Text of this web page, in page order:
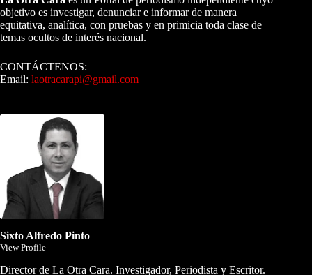
objetivo es investigar, denunciar e informar de manera
equitativa, analítica, con pruebas y en primicia toda clase de
temas ocultos de interés nacional.
CONTÁCTENOS:
Email: laotracarapi@gmail.com
Sixto Alfredo Pinto
View Profile
Director de La Otra Cara. Investigador, Periodista y Escritor.